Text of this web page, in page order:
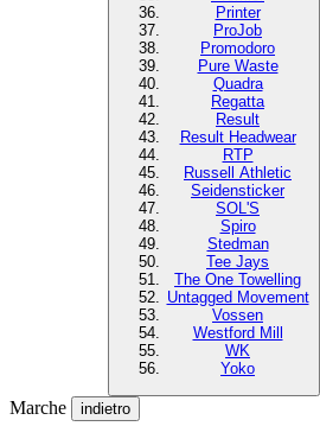
Printer
ProJob
Promodoro
Pure Waste
Quadra
Regatta
Result
Result Headwear
RTP
Russell Athletic
Seidensticker
SOL'S
Spiro
Stedman
Tee Jays
The One Towelling
Untagged Movement
Vossen
Westford Mill
WK
Yoko
Marche indietro